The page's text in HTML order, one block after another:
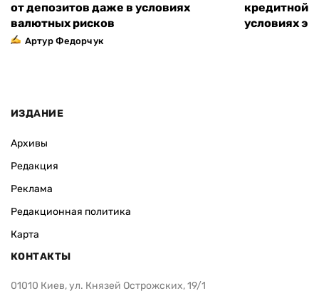
от депозитов даже в условиях
валютных рисков
Артур Федорчук
кредитной
условиях
ИЗДАНИЕ
Архивы
Редакция
Реклама
Редакционная политика
Карта
КОНТАКТЫ
01010 Киев, ул. Князей Острожских, 19/1